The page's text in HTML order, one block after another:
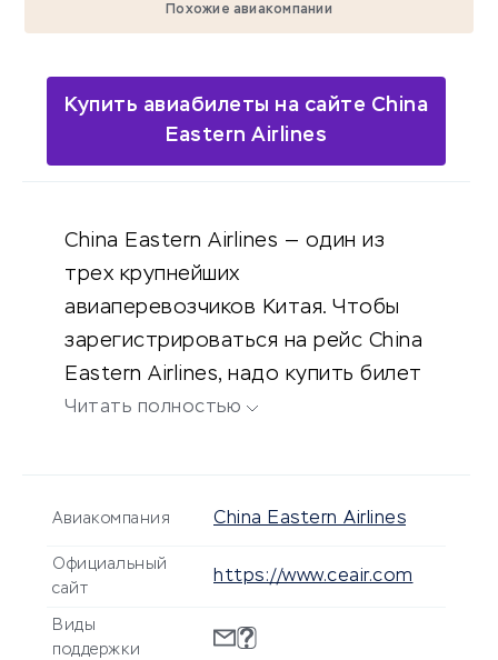
Похожие авиакомпании
Купить авиабилеты на сайте China
Eastern Airlines
China Eastern Airlines — один из
трех крупнейших
авиаперевозчиков Китая. Чтобы
зарегистрироваться на рейс China
Eastern Airlines, надо купить билет
на самолет онлайн на
Читать полностью
Авиакомпания China Eastern Airlines
Официальный
сайт
https://www.ceair.com
Виды
поддержки